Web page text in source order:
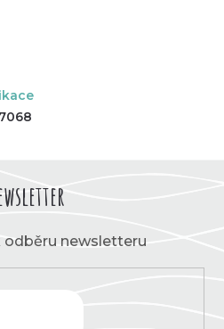
odběru newsletteru